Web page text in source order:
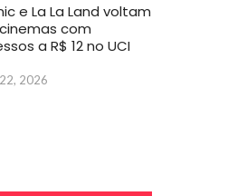
e La La Land voltam
com
a R$ 12 no UCI
2026